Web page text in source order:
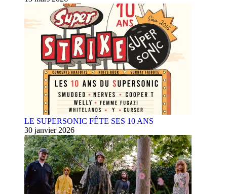
LE SUPERSONIC FÊTE SES 10 ANS
30 janvier 2026